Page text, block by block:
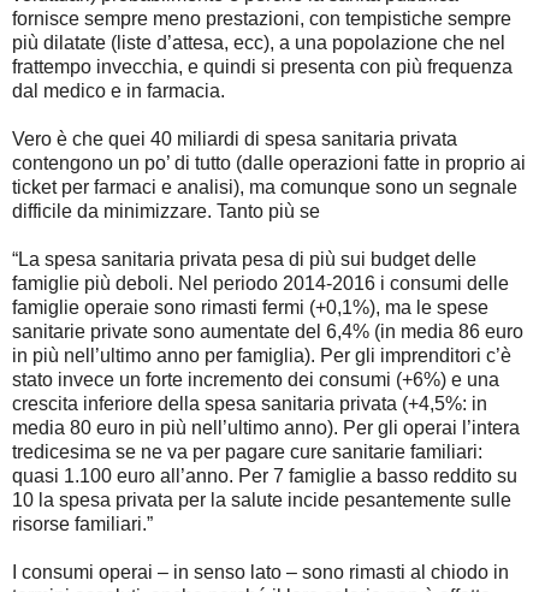
fornisce sempre meno prestazioni, con tempistiche sempre
più dilatate (liste d’attesa, ecc), a una popolazione che nel
frattempo invecchia, e quindi si presenta con più frequenza
dal medico e in farmacia.
Vero è che quei 40 miliardi di spesa sanitaria privata
contengono un po’ di tutto (dalle operazioni fatte in proprio ai
ticket per farmaci e analisi), ma comunque sono un segnale
difficile da minimizzare. Tanto più se
“La spesa sanitaria privata pesa di più sui budget delle
famiglie più deboli. Nel periodo 2014-2016 i consumi delle
famiglie operaie sono rimasti fermi (+0,1%), ma le spese
sanitarie private sono aumentate del 6,4% (in media 86 euro
in più nell’ultimo anno per famiglia). Per gli imprenditori c’è
stato invece un forte incremento dei consumi (+6%) e una
crescita inferiore della spesa sanitaria privata (+4,5%: in
media 80 euro in più nell’ultimo anno). Per gli operai l’intera
tredicesima se ne va per pagare cure sanitarie familiari:
quasi 1.100 euro all’anno. Per 7 famiglie a basso reddito su
10 la spesa privata per la salute incide pesantemente sulle
risorse familiari.”
I consumi operai – in senso lato – sono rimasti al chiodo in